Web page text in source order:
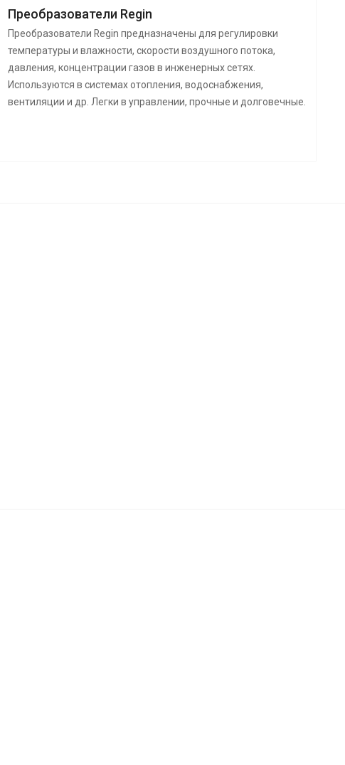
Преобразователи Regin
Преобразователи Regin предназначены для регулировки
температуры и влажности, скорости воздушного потока,
давления, концентрации газов в инженерных сетях.
Используются в системах отопления, водоснабжения,
вентиляции и др. Легки в управлении, прочные и долговечные.